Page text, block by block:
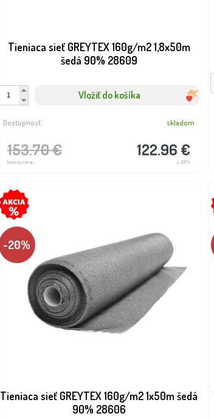
Tieniaca sieť GREYTEX 160g/m2 1,8x50m
šedá 90% 28609
Vložiť do košíka
153.70 €
bežná cena
122.96 €
s DPH
Dostupnosť: skladom
Tieniaca sieť GREYTEX 160g/m2 1x50m šedá
90% 28606
-20%